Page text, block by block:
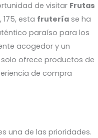
de visitar Frutas
175, esta frutería se ha
paraíso para los
acogedor y un
ofrece productos de
de compra
una de las prioridades.